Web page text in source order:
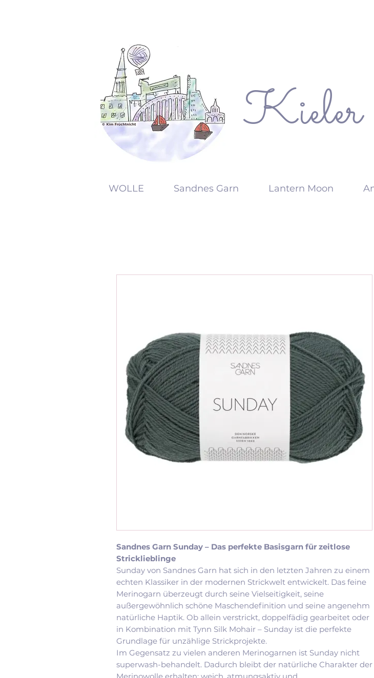
KW
WOLLE Sandnes Garn Lantern Moon
Sandnes Garn Sunday – Das perfekte Basisgarn für zeitlose
Stricklieblinge
Sunday von Sandnes Garn hat sich in den letzten Jahren zu einem
echten Klassiker in der modernen Strickwelt entwickelt. Das feine
Merinogarn überzeugt durch seine Vielseitigkeit, seine
außergewöhnlich schöne Maschendefinition und seine angenehm
natürliche Haptik. Ob allein verstrickt, doppelfädig gearbeitet oder
in Kombination mit Tynn Silk Mohair – Sunday ist die perfekte
Grundlage für unzählige Strickprojekte.
Im Gegensatz zu vielen anderen Merinogarnen ist Sunday nicht
superwash-behandelt. Dadurch bleibt der natürliche Charakter der